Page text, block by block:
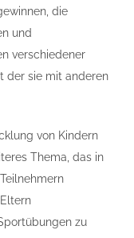
die
und
verschiedener
der sie mit anderen
von Kindern
Thema, das in
zu